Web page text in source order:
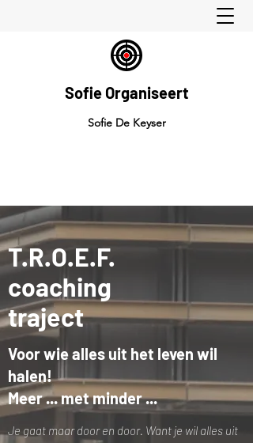
Sofie Organiseert
Sofie De Keyser
T.R.O.E.F.
coaching
traject
Voor wie alles uit het leven wil
halen!
Meer ... met minder ...
Je gaat maar door en door. Want je wil alles uit